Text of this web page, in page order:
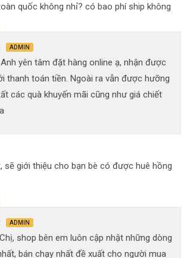
quốc không nhỉ? có bao phí ship không
ADMIN
yên tâm đặt hàng online ạ, nhận được
thanh toán tiền. Ngoài ra vẫn được hưỡng
các quà khuyến mãi cũng như giá chiết
sẽ giới thiệu cho bạn bè có được huê hồng
ADMIN
shop bên em luôn cập nhật những dòng
bán chạy nhất đề xuất cho người mua